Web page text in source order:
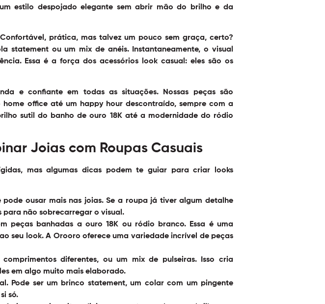
estilo despojado elegante sem abrir mão do brilho e da
prática, mas talvez um pouco sem graça, certo?
statement ou um mix de anéis. Instantaneamente, o visual
Essa é a força dosacessórios look casual: eles são os
e confiante em todas as situações. Nossas peças são
office até um happy hour descontraído, sempre com a
sutil do banho de ouro 18K até a modernidade do ródio
Joias com Roupas Casuais
mas algumas dicas podem te guiar para criar looks
ousar mais nas joias. Se a roupa já tiver algum detalhe
não sobrecarregar o visual.
peças banhadas a ouro 18K ou ródio branco. Essa é uma
seu look. A Orooro oferece uma variedade incrível de peças
diferentes, ou um mix de pulseiras. Isso cria
em algo muito mais elaborado.
Pode ser um brinco statement, um colar com um pingente
só.